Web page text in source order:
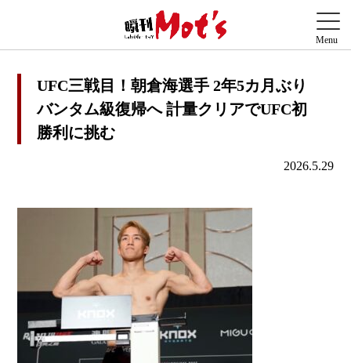
UFC三戦目！朝倉海選手 2年5カ月ぶり
バンタム級復帰へ 計量クリアでUFC初
勝利に挑む
2026.5.29